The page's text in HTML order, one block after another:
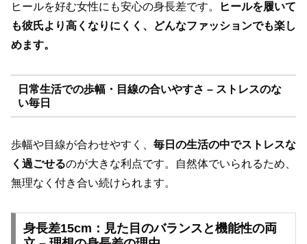
ヒールを好む女性にも安心の身長差です。
ヒールを履いて
も彼氏より高くなりにくく、どんなファッションでも楽し
めます。
日常生活での歩幅・目線の合いやすさ – ストレスのな
い毎日
歩幅や目線が合わせやすく、 毎日の生活の中でストレスな
く過ごせるのが大きな利点です。自然体でいられるため、
無理なく付き合い続けられます。
身長差15cm：見た目のバランスと機能性の両